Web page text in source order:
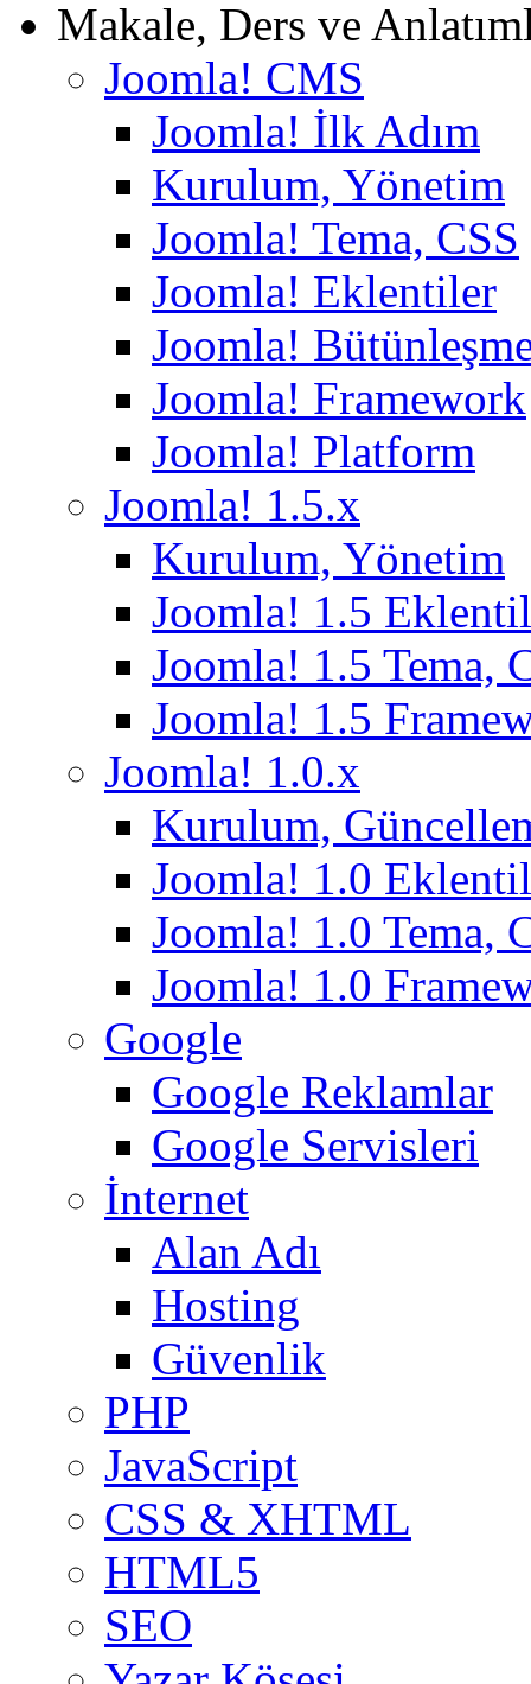
Makale, Ders ve
Joomla! CMS
Joomla! İlk Adım
Kurulum, Yönetim
Joomla! Tema, CSS
Joomla! Eklentiler
Joomla!
Joomla! Framework
Joomla! Platform
Joomla! 1.5.x
Kurulum, Yönetim
Joomla! 1.5
Joomla! 1.5 Tema,
Joomla! 1.5
Joomla! 1.0.x
Kurulum,
Joomla! 1.0
Joomla! 1.0 Tema,
Joomla! 1.0
Google
Google Reklamlar
Google Servisleri
İnternet
Alan Adı
Hosting
Güvenlik
PHP
JavaScript
CSS & XHTML
HTML5
SEO